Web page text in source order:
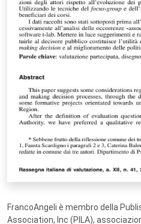
FrancoAngeli è membro della
Association, Inc (PILA),